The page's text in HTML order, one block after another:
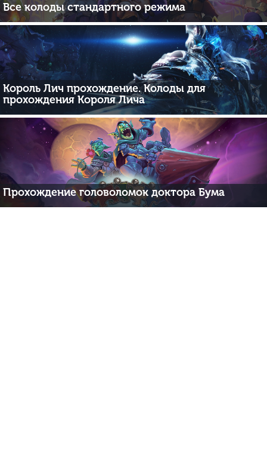
Все колоды стандартного режима
Король Лич прохождение. Колоды для
прохождения Короля Лича
Прохождение головоломок доктора Бума